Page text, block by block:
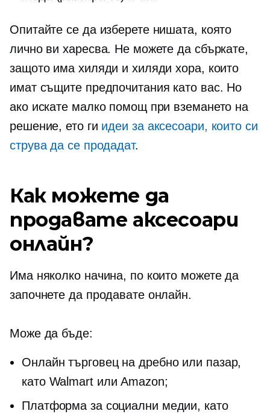
Опитайте се да изберете нишата, която
лично ви харесва. Не можете да сбъркате,
защото има хиляди и хиляди хора, които
имат същите предпочитания като вас. Но
ако искате малко помощ при вземането на
решение, ето ги идеи за аксесоари, които си
струва да се продадат.
Как можете да
продавате аксесоари
онлайн?
Има няколко начина, по които можете да
започнете да продавате онлайн.
Може да бъде:
Онлайн търговец на дребно или пазар,
като Walmart или Amazon;
Платформа за социални медии, като